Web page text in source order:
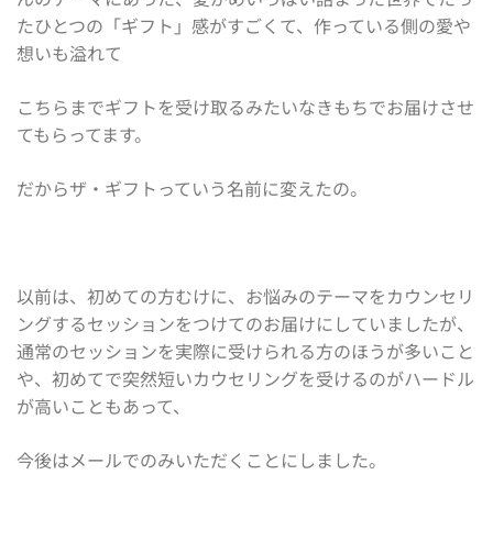
たひとつの「ギフト」感がすごくて、作っている側の愛や
想いも溢れて
こちらまでギフトを受け取るみたいなきもちでお届けさせ
てもらってます。
だからザ・ギフトっていう名前に変えたの。
以前は、初めての方むけに、お悩みのテーマをカウンセリ
ングするセッションをつけてのお届けにしていましたが、
通常のセッションを実際に受けられる方のほうが多いこと
や、初めてで突然短いカウセリングを受けるのがハードル
が高いこともあって、
今後はメールでのみいただくことにしました。